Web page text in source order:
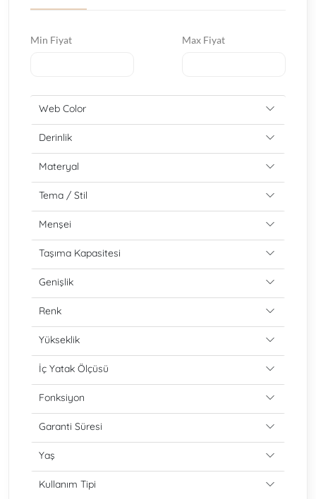
Min Fiyat Max Fiyat
Web Color
Derinlik
Materyal
Tema / Stil
Menşei
Taşıma Kapasitesi
Genişlik
Renk
Yükseklik
İç Yatak Ölçüsü
Fonksiyon
Garanti Süresi
Yaş
Kullanım Tipi